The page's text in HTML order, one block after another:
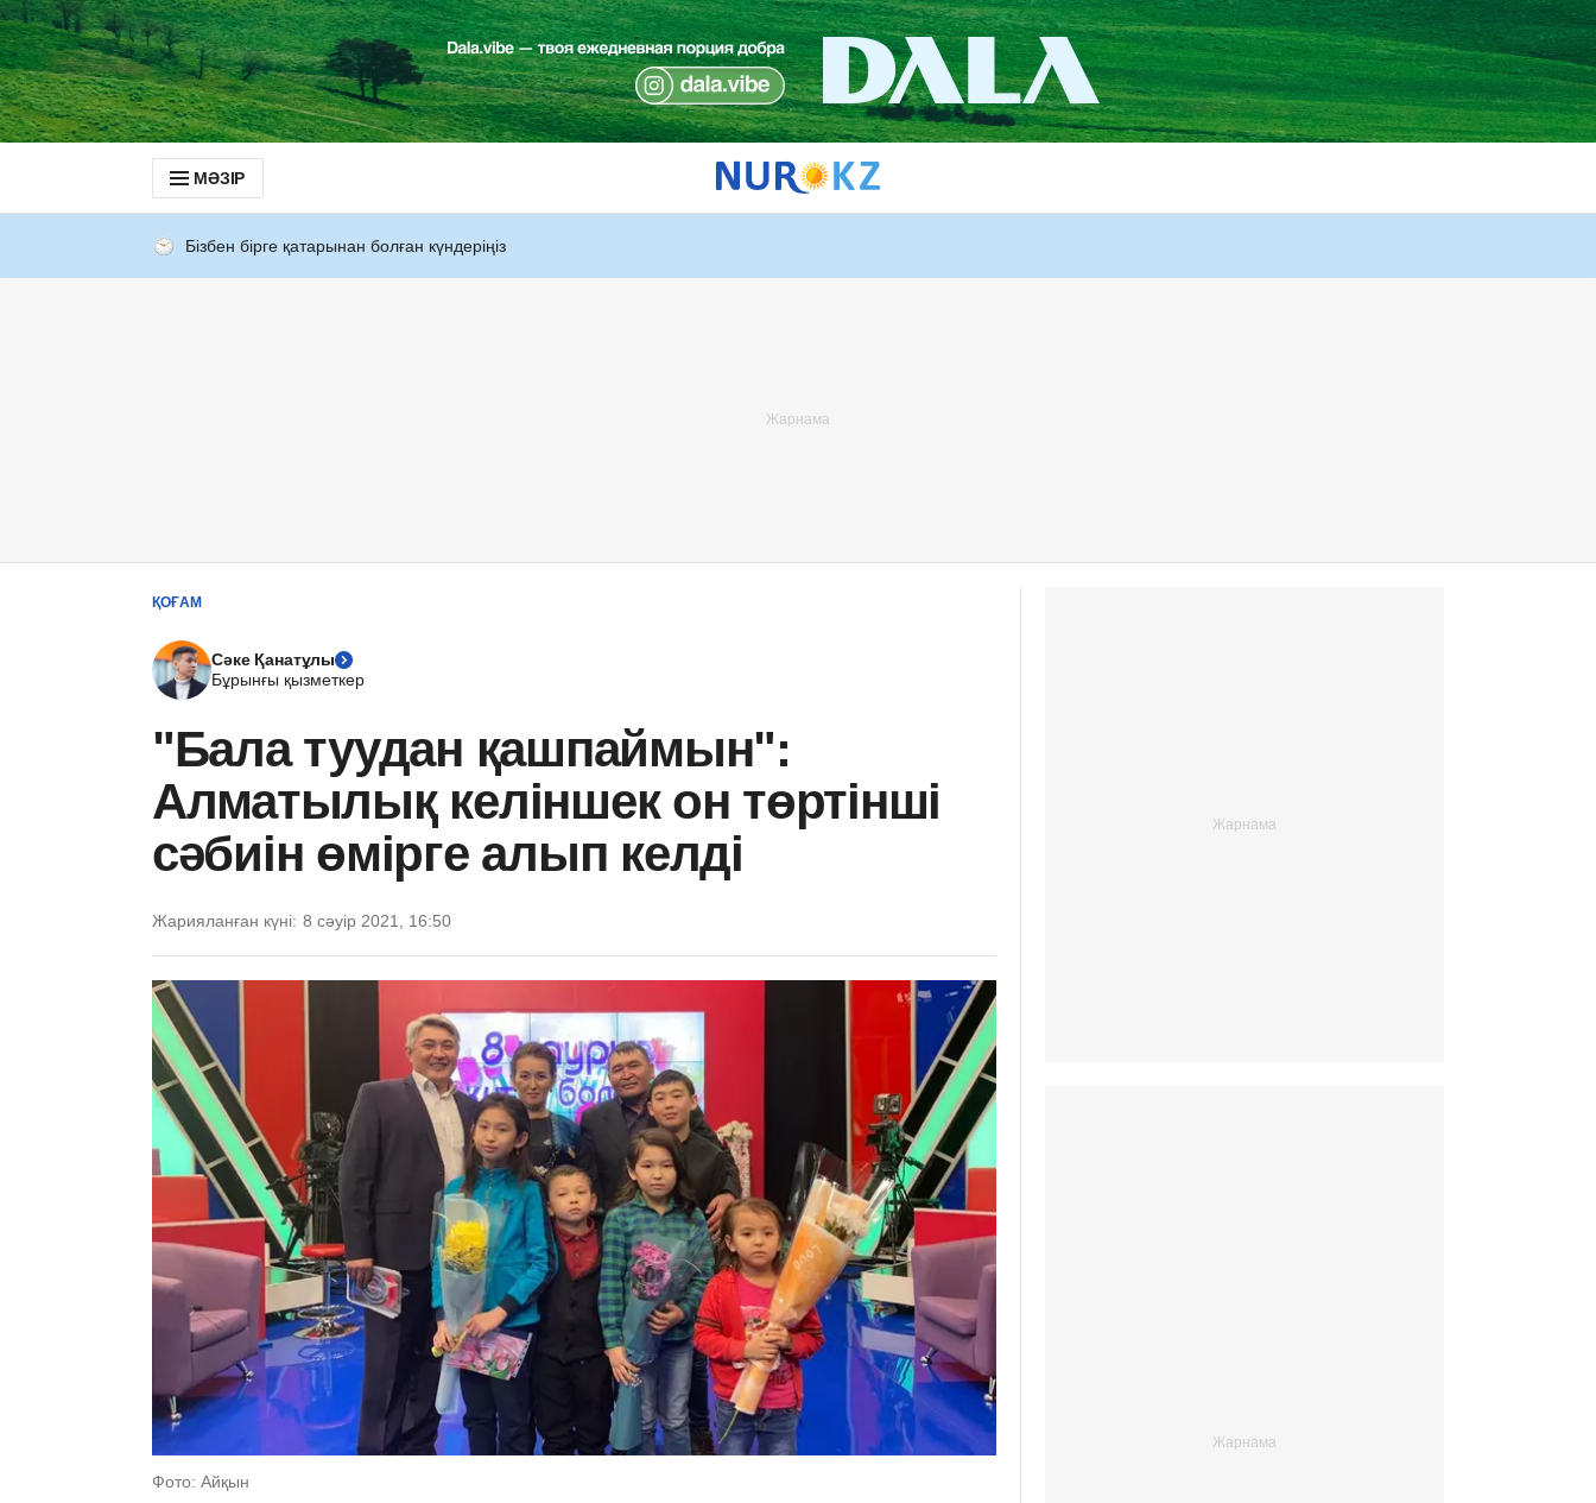
МӘЗІР
Бізбен бірге қатарынан болған күндеріңіз
ҚОҒАМ
Сәке Қанатұлы
Бұрынғы қызметкер
"Бала туудан қашпаймын":
Алматылық келіншек он төртінші
сәбиін өмірге алып келді
Жарияланған күні: 8 сәуір 2021, 16:50
Фото: Айқын